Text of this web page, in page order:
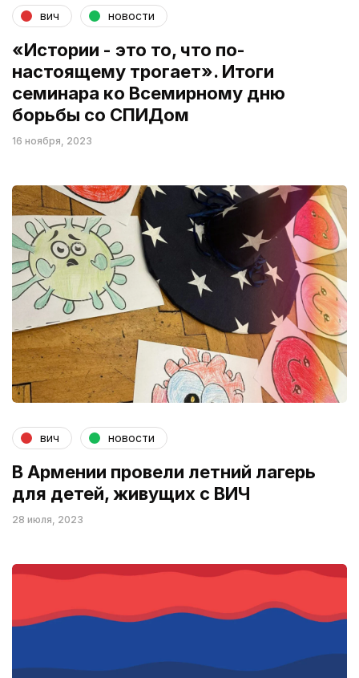
вич новости
«Истории - это то, что по-
настоящему трогает». Итоги
семинара ко Всемирному дню
борьбы со СПИДом
16 ноября, 2023
вич новости
В Армении провели летний лагерь
для детей, живущих с ВИЧ
28 июля, 2023